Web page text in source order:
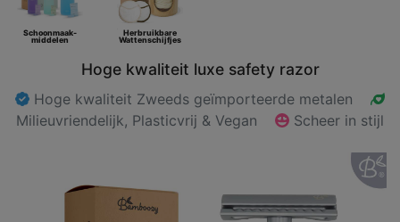
Schoonmaak-
middelen
Herbruikbare
Wattenschijfjes
Hoge kwaliteit luxe safety razor
Hoge kwaliteit Zweeds geïmporteerde metalen
Milieuvriendelijk, Plasticvrij & Vegan
Scheer in stijl